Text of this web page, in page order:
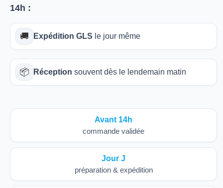
14h :
🚚 Expédition GLS le jour même
📦 Réception souvent dès le lendemain matin
Avant 14h
commande validée
Jour J
préparation & expédition